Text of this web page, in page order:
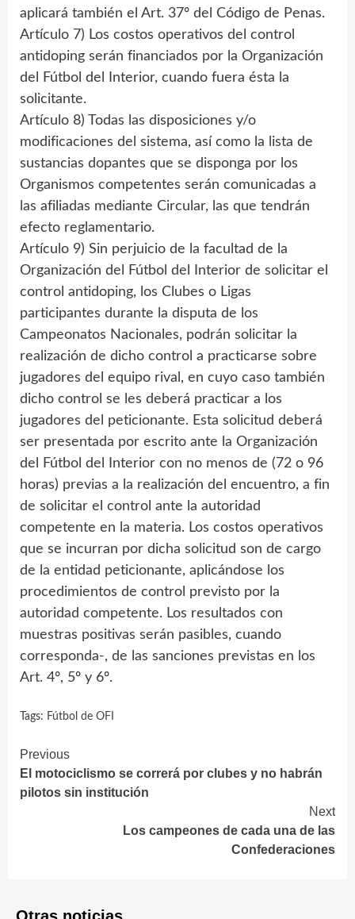
aplicará también el Art. 37º del Código de Penas.
Artículo 7) Los costos operativos del control
antidoping serán financiados por la Organización
del Fútbol del Interior, cuando fuera ésta la
solicitante.
Artículo 8) Todas las disposiciones y/o
modificaciones del sistema, así como la lista de
sustancias dopantes que se disponga por los
Organismos competentes serán comunicadas a
las afiliadas mediante Circular, las que tendrán
efecto reglamentario.
Artículo 9) Sin perjuicio de la facultad de la
Organización del Fútbol del Interior de solicitar el
control antidoping, los Clubes o Ligas
participantes durante la disputa de los
Campeonatos Nacionales, podrán solicitar la
realización de dicho control a practicarse sobre
jugadores del equipo rival, en cuyo caso también
dicho control se les deberá practicar a los
jugadores del peticionante. Esta solicitud deberá
ser presentada por escrito ante la Organización
del Fútbol del Interior con no menos de (72 o 96
horas) previas a la realización del encuentro, a fin
de solicitar el control ante la autoridad
competente en la materia. Los costos operativos
que se incurran por dicha solicitud son de cargo
de la entidad peticionante, aplicándose los
procedimientos de control previsto por la
autoridad competente. Los resultados con
muestras positivas serán pasibles, cuando
corresponda-, de las sanciones previstas en los
Art. 4º, 5º y 6º.
Tags: Fútbol de OFI
Continue
Reading
Previous
El motociclismo se correrá por clubes y no habrán
pilotos sin institución
Next
Los campeones de cada una de las
Confederaciones